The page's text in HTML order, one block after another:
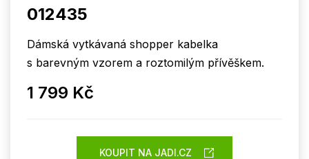
012435
Dámská vytkávaná shopper kabelka
s barevným vzorem a roztomilým přívěškem.
1 799 Kč
KOUPIT NA JADI.CZ